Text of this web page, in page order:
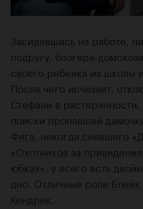
Засидевшись на работе,
подругу, блогера-
своего ребенка из школы
После чего исчезает,
Стефани в растерянности,
поиски пропавшей
Фига , некогда снявшего
«Охотников за
юбках» , у всего есть
дно. Отличные роли
Кендрик